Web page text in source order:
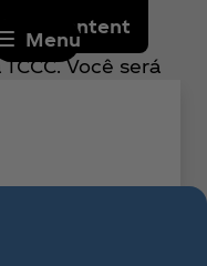
to content
Menu
Você será
compras
aos